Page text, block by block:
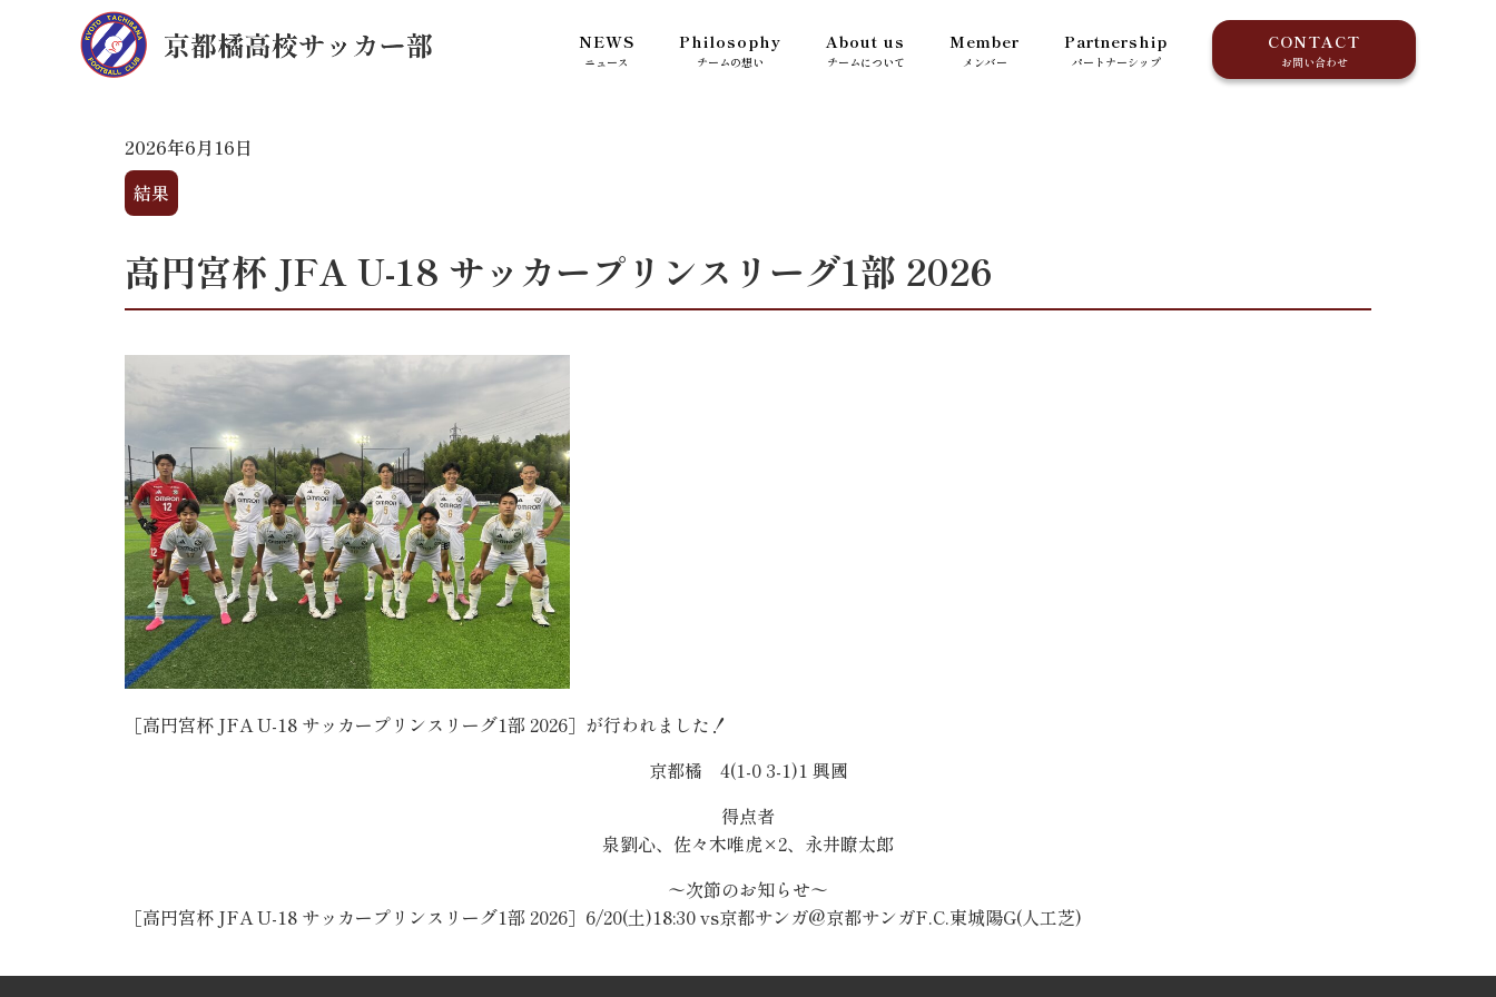
ニュース
NEWS
チームの想い
Philosophy
チームについて
About us
メンバー
Member
パートナーシップ
Partnership
お問い合わせ
CONTACT
2026年6月16日
結果
高円宮杯 JFA U-18 サッカープリンスリーグ1部 2026
［高円宮杯 JFA U-18 サッカープリンスリーグ1部 2026］が行われました！
京都橘 4(1-0 3-1)1 興國
得点者
泉劉心、佐々木唯虎×2、永井瞭太郎
〜次節のお知らせ〜
［高円宮杯 JFA U-18 サッカープリンスリーグ1部 2026］6/20(土)18:30 vs京都サンガ@京都サンガF.C.東城陽G(人工芝)